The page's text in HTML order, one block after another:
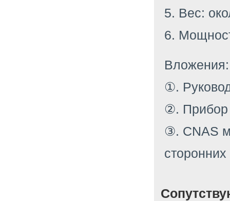
5. Вес:
6.
Вложения:
①.
②. Прибор
③. CNAS